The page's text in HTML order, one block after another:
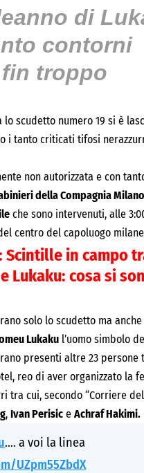
di
contorni
troppo
lo scudetto numero 19 si è
i tanto criticati tifosi
non autorizzata e con
della Compagnia
che sono intervenuti, alle
centro del capoluogo
Scintille in campo
Lukaku: cosa si
solo lo scudetto ma
Lukaku l’uomo simbolo
presenti altre 23 persone
reo di aver organizzato la
tra cui, secondo “Corriere
, Ivan Perisic e Achraf Hakimi.
…. a voi la linea
UZpm55ZbdX